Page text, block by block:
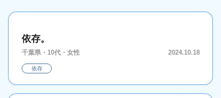
依存。
千葉県・10代・女性 2024.10.18
依存